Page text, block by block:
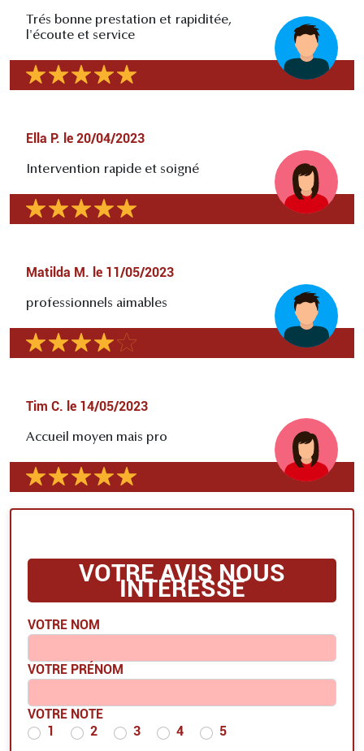
Trés bonne prestation et rapiditée,
l'écoute et service
Ella P. le 20/04/2023
Intervention rapide et soigné
Matilda M. le 11/05/2023
professionnels aimables
Tim C. le 14/05/2023
Accueil moyen mais pro
VOTRE AVIS NOUS
INTÉRESSE
VOTRE NOM
VOTRE PRÉNOM
VOTRE NOTE
1
2 3 4 5